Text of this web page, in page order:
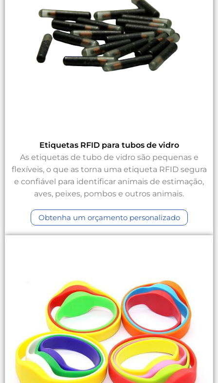
Etiquetas RFID para tubos de vidro
As etiquetas de tubo de vidro são pequenas e
flexíveis, o que as torna uma etiqueta RFID segura
e confiável para identificar animais de estimação,
aves, peixes, pombos e outros animais.
Obtenha um orçamento personalizado